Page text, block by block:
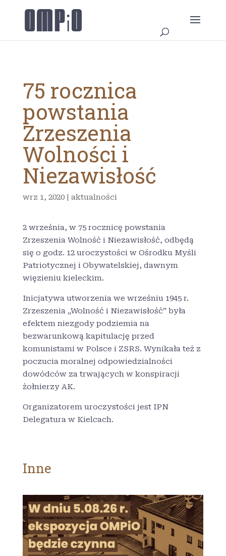
75 rocznica
powstania
Zrzeszenia
Wolności i
Niezawisłość
wrz 1, 2020| aktualności
2 września, w 75 rocznicę powstania
Zrzeszenia Wolność i Niezawisłość, odbędą
się o godz. 12 uroczystości w Ośrodku Myśli
Patriotycznej i Obywatelskiej, dawnym
więzieniu kieleckim.
Inicjatywa utworzenia we wrześniu 1945 r.
Zrzeszenia „Wolność i Niezawisłość” była
efektem niezgody podziemia na
bezwarunkową kapitulację przed
komunistami w Polsce i ZSRS. Wynikała też z
poczucia moralnej odpowiedzialności
dowódców za trwających w konspiracji
żołnierzy AK.
Organizatorem uroczystości jest IPN
Delegatura w Kielcach.
Inne